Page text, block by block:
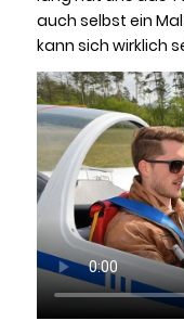
auch selbst ein
kann sich wirklich